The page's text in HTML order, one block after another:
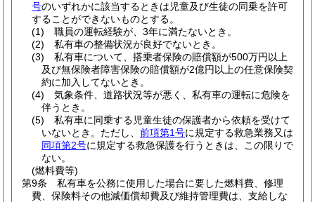
号のいずれかに該当するときは児童及び生徒の同乗を許可
することができないものとする。
(1)
職員の運転経験が、3年に満たないとき。
(2)
私有車の整備状況が良好でないとき。
(3)
私有車について、搭乗者保険の賠償額が500万円以上
及び無保険者障害保険の賠償額が2億円以上の任意保険契
約に加入してないとき。
(4)
気象条件、道路状況等が悪く、私有車の運転に危険を
伴うとき。
(5)
私有車に同乗する児童生徒の保護者から依頼を受けて
いないとき。 ただし、 前項第1号に規定する救急業務又は
同項第2号に規定する救急保護を行うときは、この限りで
ない。
(燃料費等)
第9条
私有車を公務に使用した場合に要した燃料費、修理
費、保険料その他減価償却費及び維持管理費は、支給しな